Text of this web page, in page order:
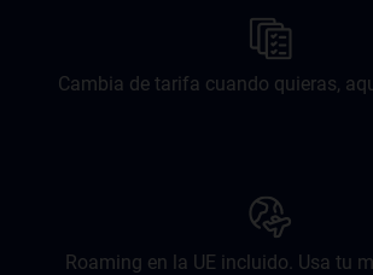
Cambia de tarifa cuando quieras,
Roaming en la UE incluido. Usa tu